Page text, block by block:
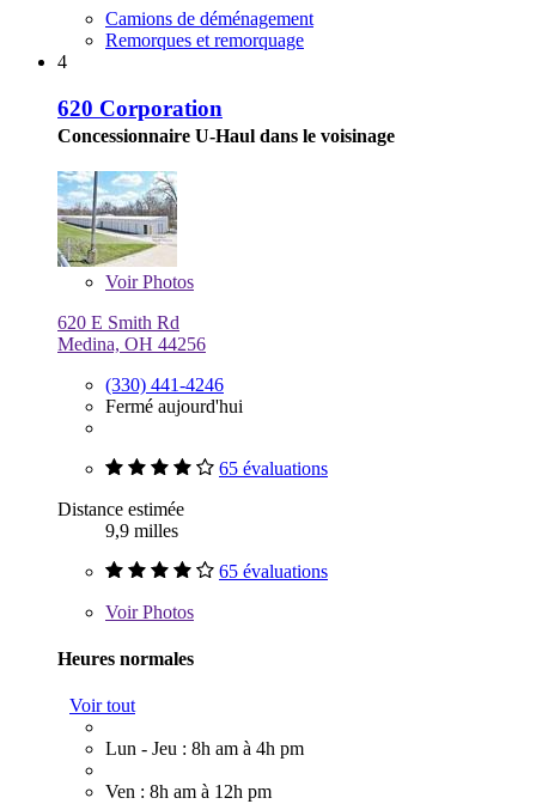
Camions de déménagement
Remorques et remorquage
4
620 Corporation
Concessionnaire U-Haul dans le voisinage
VoirPhotos
620 E Smith Rd
Medina, OH 44256
(330) 441-4246
Fermé aujourd'hui
65 évaluations
Distance estimée
9,9 milles
65 évaluations
VoirPhotos
Heures normales
Voir tout
Lun - Jeu : 8h am à 4h pm
Ven : 8h am à 12h pm